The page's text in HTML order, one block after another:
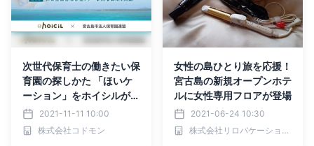
次世代保育士の働きたい保
育園の探しかた 「ほいケ
ーション」をホイシルが提
案 第一弾として保育士宮
古島移住ツアー参加者募集
を支援
2021-11-11 10:00
株式会社コドモン
女性の島ひとり旅を応援！
宮古島の新規オープンホテ
ルに女性専用フロアが登場
2021-06-24 10:30
株式会社リロバケーションズ